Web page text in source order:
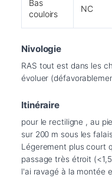
Bas
couloirs
NC
Nivologie
RAS tout est dans les
évoluer
Itinéraire
pour le rectiligne , au
sur 200 m sous les
Légerement plus court
passage très étroit
l'ai ravagé à la montée